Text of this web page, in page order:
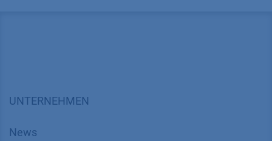
UNTERNEHMEN
News